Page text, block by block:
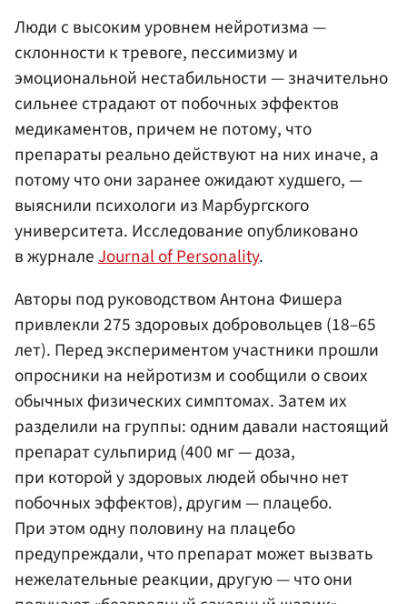
Люди с высоким уровнем нейротизма —
склонности к тревоге, пессимизму и
эмоциональной нестабильности — значительно
сильнее страдают от побочных эффектов
медикаментов, причем не потому, что
препараты реально действуют на них иначе, а
потому что они заранее ожидают худшего, —
выяснили психологи из Марбургского
университета. Исследование опубликовано
в журналеJournal of Personality.
Авторы под руководством Антона Фишера
привлекли 275 здоровых добровольцев (18–65
лет). Перед экспериментом участники прошли
опросники на нейротизм и сообщили о своих
обычных физических симптомах. Затем их
разделили на группы: одним давали настоящий
препарат сульпирид (400 мг — доза,
при которой у здоровых людей обычно нет
побочных эффектов), другим — плацебо.
При этом одну половину на плацебо
предупреждали, что препарат может вызвать
нежелательные реакции, другую — что они